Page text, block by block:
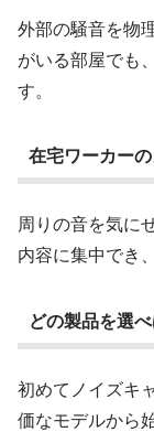
外部の騒音を物
がいる部屋でも、
す。
在宅ワーカー
周りの音を気に
内容に集中でき
どの製品を選
初めてノイズキ
価なモデルから